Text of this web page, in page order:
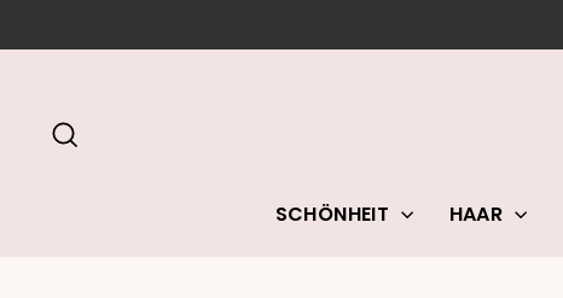
zum
SCHÖNHEIT HAAR